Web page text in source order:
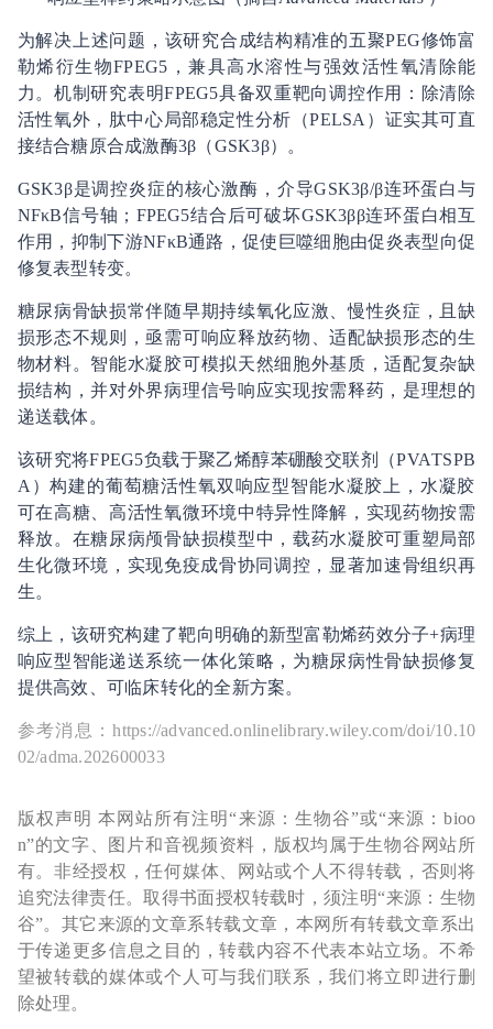
为解决上述问题，该研究合成结构精准的五聚PEG修饰富
勒烯衍生物FPEG5，兼具高水溶性与强效活性氧清除能
力。机制研究表明FPEG5具备双重靶向调控作用：除清除
活性氧外，肽中心局部稳定性分析（PELSA）证实其可直
接结合糖原合成激酶3β（GSK3β）。
GSK3β是调控炎症的核心激酶，介导GSK3β/β连环蛋白与
NFκB信号轴；FPEG5结合后可破坏GSK3ββ连环蛋白相互
作用，抑制下游NFκB通路，促使巨噬细胞由促炎表型向促
修复表型转变。
糖尿病骨缺损常伴随早期持续氧化应激、慢性炎症，且缺
损形态不规则，亟需可响应释放药物、适配缺损形态的生
物材料。智能水凝胶可模拟天然细胞外基质，适配复杂缺
损结构，并对外界病理信号响应实现按需释药，是理想的
递送载体。
该研究将FPEG5负载于聚乙烯醇苯硼酸交联剂（PVATSPB
A）构建的葡萄糖活性氧双响应型智能水凝胶上，水凝胶
可在高糖、高活性氧微环境中特异性降解，实现药物按需
释放。在糖尿病颅骨缺损模型中，载药水凝胶可重塑局部
生化微环境，实现免疫成骨协同调控，显著加速骨组织再
生。
综上，该研究构建了靶向明确的新型富勒烯药效分子+病理
响应型智能递送系统一体化策略，为糖尿病性骨缺损修复
提供高效、可临床转化的全新方案。
参考消息：https://advanced.onlinelibrary.wiley.com/doi/10.10
02/adma.202600033
版权声明 本网站所有注明“来源：生物谷”或“来源：bioo
n”的文字、图片和音视频资料，版权均属于生物谷网站所
有。非经授权，任何媒体、网站或个人不得转载，否则将
追究法律责任。取得书面授权转载时，须注明“来源：生物
谷”。其它来源的文章系转载文章，本网所有转载文章系出
于传递更多信息之目的，转载内容不代表本站立场。不希
望被转载的媒体或个人可与我们联系，我们将立即进行删
除处理。